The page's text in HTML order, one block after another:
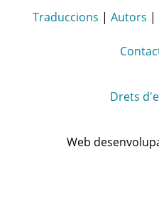
Traduccions | Autors |
Drets
Web